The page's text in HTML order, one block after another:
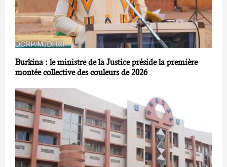
Burkina : le ministre de la Justice préside la première
montée collective des couleurs de 2026